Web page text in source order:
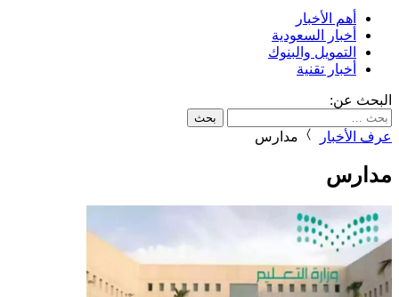
أهم الأخبار
أخبار السعودية
التمويل والبنوك
أخبار تقنية
البحث عن:
عرف الأخبار مدارس
مدارس